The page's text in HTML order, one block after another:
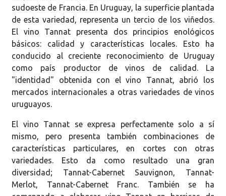
sudoeste de Francia. En Uruguay, la superficie plantada
de esta variedad, representa un tercio de los viñedos.
El vino Tannat presenta dos principios enológicos
básicos: calidad y características locales. Esto ha
conducido al creciente reconocimiento de Uruguay
como país productor de vinos de calidad. La
"identidad" obtenida con el vino Tannat, abrió los
mercados internacionales a otras variedades de vinos
uruguayos.
El vino Tannat se expresa perfectamente solo a sí
mismo, pero presenta también combinaciones de
características particulares, en cortes con otras
variedades. Esto da como resultado una gran
diversidad; Tannat-Cabernet Sauvignon, Tannat-
Merlot, Tannat-Cabernet Franc. También se ha